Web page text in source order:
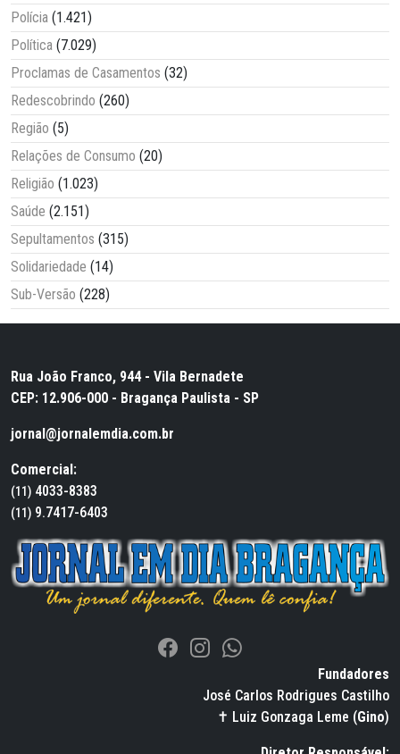
Polícia (1.421)
Política (7.029)
Proclamas de Casamentos (32)
Redescobrindo (260)
Região (5)
Relações de Consumo (20)
Religião (1.023)
Saúde (2.151)
Sepultamentos (315)
Solidariedade (14)
Sub-Versão (228)
Rua João Franco, 944 - Vila Bernadete
CEP: 12.906-000 - Bragança Paulista - SP
jornal@jornalemdia.com.br
Comercial:
(11) 4033-8383
(11) 9.7417-6403
Fundadores
José Carlos Rodrigues Castilho
✝ Luiz Gonzaga Leme (Gino)